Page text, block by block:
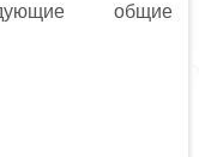
общие